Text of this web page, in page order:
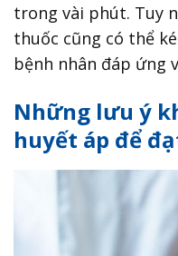
trong vài phút. Tuy
thuốc cũng có thể
bệnh nhân đáp ứng
Những lưu ý
huyết áp để